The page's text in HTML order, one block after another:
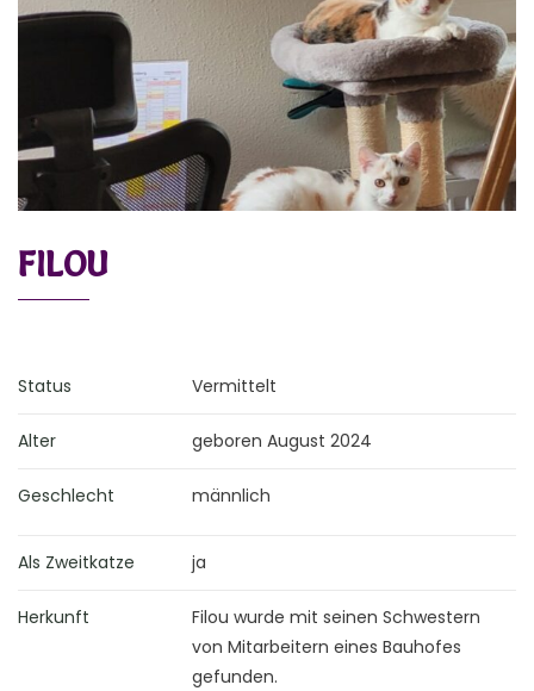
FILOU
Status Vermittelt
Alter geboren August 2024
Geschlecht männlich
Als Zweitkatze ja
Herkunft
Filou wurde mit seinen Schwestern
von Mitarbeitern eines Bauhofes
gefunden.